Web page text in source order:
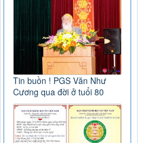
Tin buồn ! PGS Văn Như
Cương qua đời ở tuổi 80